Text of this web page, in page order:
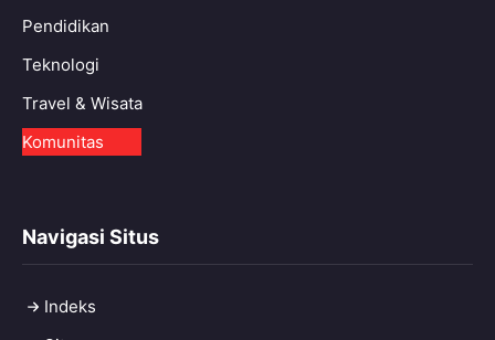
Pendidikan
Teknologi
Travel & Wisata
Komunitas
Navigasi Situs
Indeks